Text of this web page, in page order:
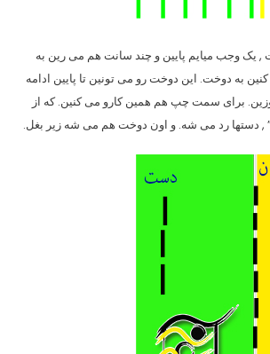
به دوخت. این دوخت رو می تونین تا پایین ادامه
برای سمت چپ هم همین کارو می کنین. که از
, دستها رد می شه. و اون دوخت هم می شه زیر بغل.